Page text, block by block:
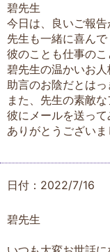
碧先生
今日は、良いご報告
先生も一緒に喜んで
彼のことも仕事の
碧先生の温かいお
助言のお陰だとはっ
また、先生の素敵
彼にメールを送って
ありがとうございま
日付：2022/7/16
碧先生